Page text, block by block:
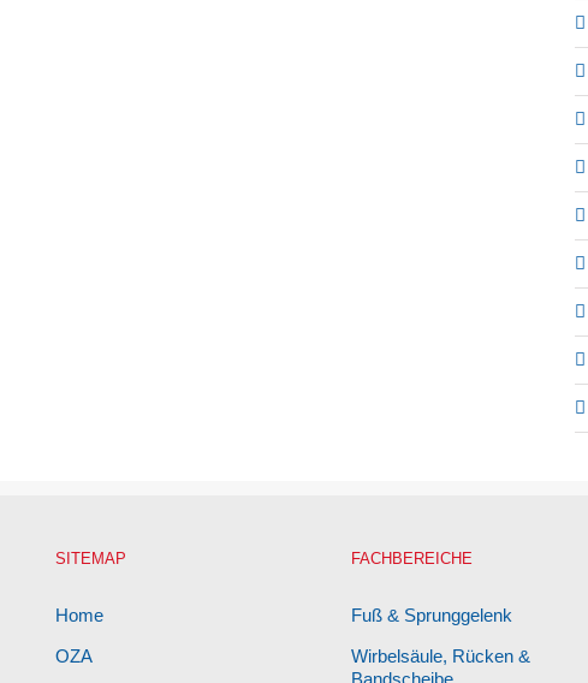
SITEMAP
Home
OZA
FACHBEREICHE
Fuß & Sprunggelenk
Wirbelsäule, Rücken &